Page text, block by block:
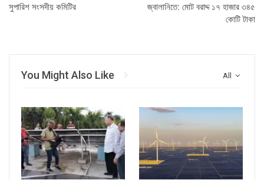
সুপারিশ সংসদীয় কমিটির
জ্বালানিতে: মোট বরাদ্দ ১৭ হাজার ৩৪৫
কোটি টাকা
All
You Might Also Like